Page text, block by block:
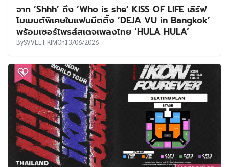
จาก ‘Shhh’ ถึง ‘Who is she’ KISS OF LIFE เสิร์ฟ
โมเมนต์พิเศษในแฟนมีตติ้ง ‘DEJA VU in Bangkok’
พร้อมเซอร์ไพรส์สเตจเพลงไทย ‘HULA HULA’
BySVVEET KIMOn13/06/2026